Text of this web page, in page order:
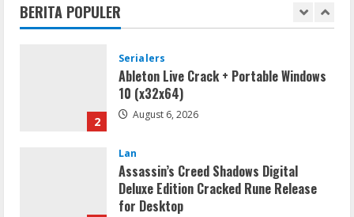
BERITA POPULER
1
2
Serialers
Ableton Live Crack + Portable Windows
10 (x32x64)
August 6, 2026
Lan
Assassin’s Creed Shadows Digital
Deluxe Edition Cracked Rune Release
for Desktop